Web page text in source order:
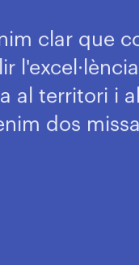
clar que
al territori i
dos